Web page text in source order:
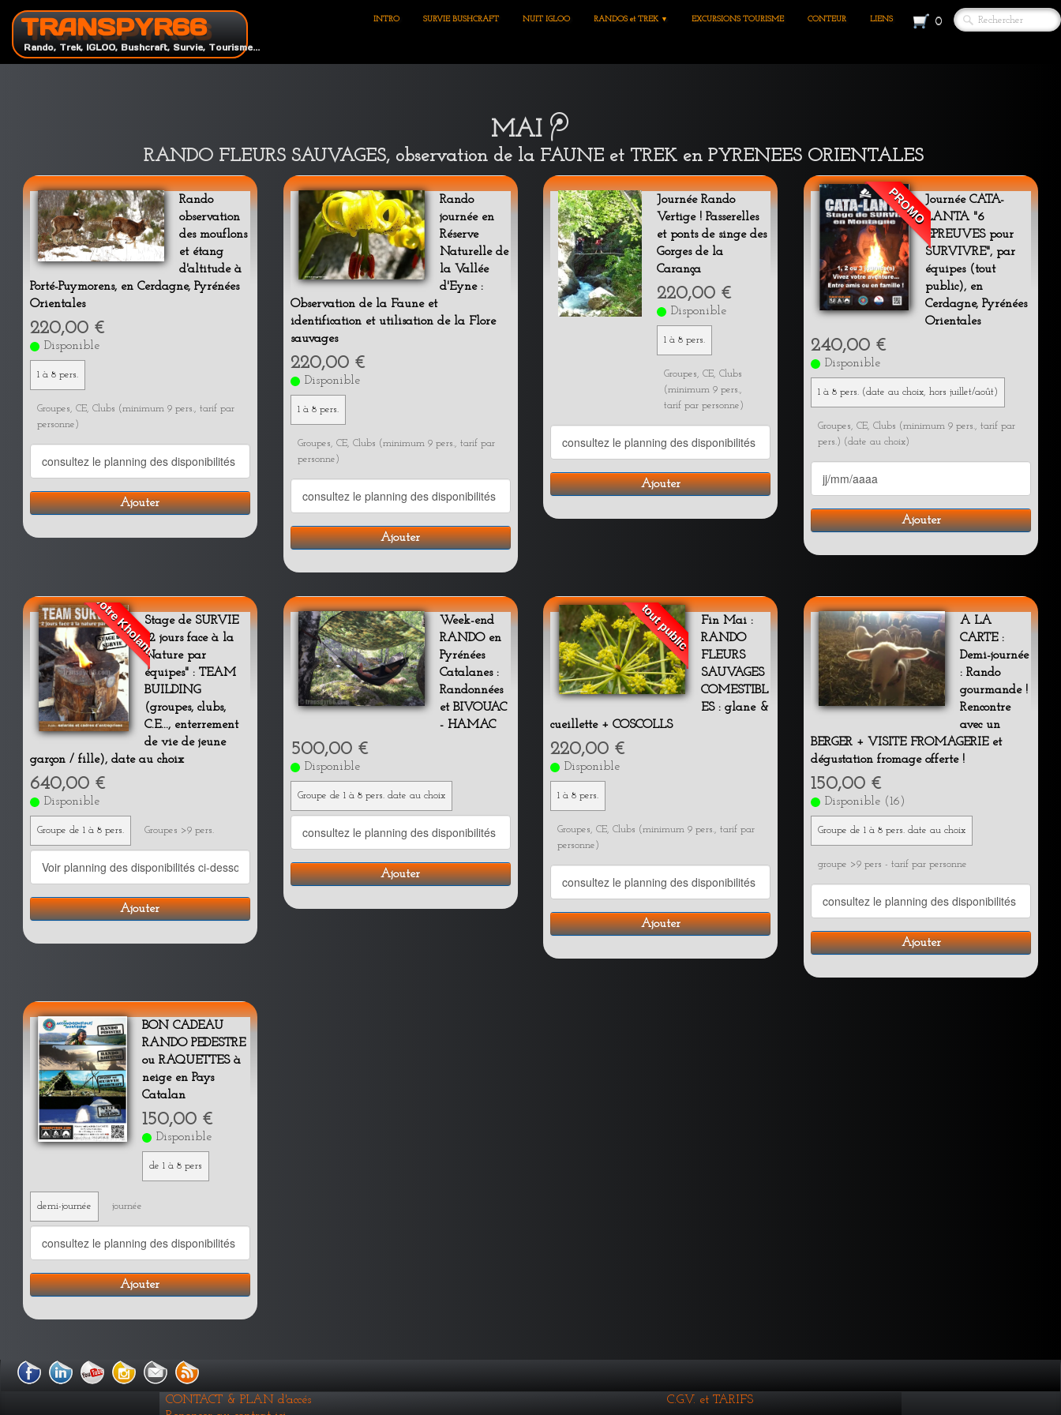
TRANSPYR66
Rando, Trek, IGLOO, Bushcraft, Survie, Tourisme...
INTRO SURVIE BUSHCRAFT NUIT IGLOO RANDOS et TREK ▼ EXCURSIONS TOURISME CONTEUR LIENS 0
MAI
RANDO FLEURS SAUVAGES, observation de la FAUNE et TREK en PYRENEES ORIENTALES
Rando
observation
des mouflons
et étang
d'altitude à
Porté-Puymorens, en Cerdagne, Pyrénées
Orientales
220,00 €
Disponible
1 à 8 pers.
Groupes, CE, Clubs (minimum 9 pers., tarif par
personne)
Ajouter
Rando
journée en
Réserve
Naturelle de
la Vallée
d'Eyne :
Observation de la Faune et
identification et utilisation de la Flore
sauvages
220,00 €
Disponible
1 à 8 pers.
Groupes, CE, Clubs (minimum 9 pers., tarif par
personne)
Ajouter
Journée Rando
Vertige ! Passerelles
et ponts de singe des
Gorges de la
Carança
220,00 €
Disponible
1 à 8 pers.
Groupes, CE, Clubs
(minimum 9 pers.,
tarif par personne)
Ajouter
PROMOJournée CATA-
LANTA "6
EPREUVES pour
SURVIVRE", par
équipes (tout
public), en
Cerdagne, Pyrénées
Orientales
240,00 €
Disponible
1 à 8 pers. (date au choix, hors juillet/août)
Groupes, CE, Clubs (minimum 9 pers., tarif par
pers.) (date au choix)
Ajouter
votre KholantaStage de SURVIE
"2 jours face à la
Nature par
équipes" : TEAM
BUILDING
(groupes, clubs,
C.E..., enterrement
de vie de jeune
garçon / fille), date au choix
640,00 €
Disponible
Groupe de 1 à 8 pers. Groupes >9 pers.
Ajouter
Week-end
RANDO en
Pyrénées
Catalanes :
Randonnées
et BIVOUAC
- HAMAC
500,00 €
Disponible
Groupe de 1 à 8 pers. date au choix
Ajouter
tout public
Fin Mai :
RANDO
FLEURS
SAUVAGES
COMESTIBL
ES : glane &
cueillette + COSCOLLS
220,00 €
Disponible
1 à 8 pers.
Groupes, CE, Clubs (minimum 9 pers., tarif par
personne)
Ajouter
A LA
CARTE :
Demi-journée
: Rando
gourmande !
Rencontre
avec un
BERGER + VISITE FROMAGERIE et
dégustation fromage offerte !
150,00 €
Disponible (16)
Groupe de 1 à 8 pers. date au choix
groupe >9 pers - tarif par personne
Ajouter
BON CADEAU
RANDO PEDESTRE
ou RAQUETTES à
neige en Pays
Catalan
150,00 €
Disponible
de 1 à 8 pers
demi-journée journée
Ajouter
CONTACT & PLAN d'accés
C.G.V. et TARIFS